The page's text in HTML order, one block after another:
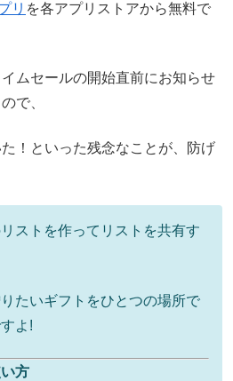
リ を各アプリストアから無料で
イムセールの開始直前にお知らせ
で、
！といった残念なことが、防げ
ストを作ってリストを共有す
たいギフトをひとつの場所で
よ!
方